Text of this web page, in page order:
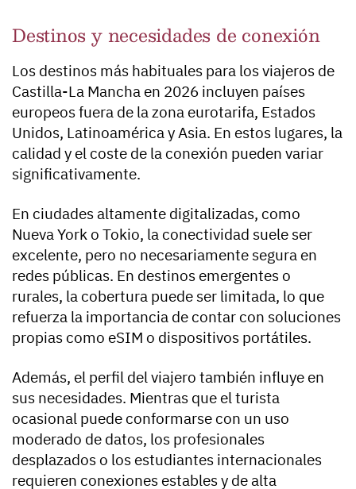
Destinos y necesidades de conexión
Los destinos más habituales para los viajeros de
Castilla-La Mancha en 2026 incluyen países
europeos fuera de la zona eurotarifa, Estados
Unidos, Latinoamérica y Asia. En estos lugares, la
calidad y el coste de la conexión pueden variar
significativamente.
En ciudades altamente digitalizadas, como
Nueva York o Tokio, la conectividad suele ser
excelente, pero no necesariamente segura en
redes públicas. En destinos emergentes o
rurales, la cobertura puede ser limitada, lo que
refuerza la importancia de contar con soluciones
propias como eSIM o dispositivos portátiles.
Además, el perfil del viajero también influye en
sus necesidades. Mientras que el turista
ocasional puede conformarse con un uso
moderado de datos, los profesionales
desplazados o los estudiantes internacionales
requieren conexiones estables y de alta